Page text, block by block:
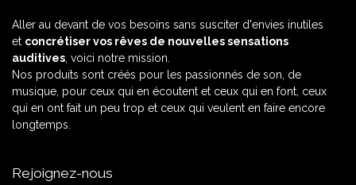
Aller au devant de vos besoins sans susciter d'envies inutiles
et concrétiser vos rêves de nouvelles sensations
auditives , voici notre mission.
Nos produits sont créés pour les passionnés de son, de
musique, pour ceux qui en écoutent et ceux qui en font, ceux
qui en ont fait un peu trop et ceux qui veulent en faire encore
longtemps.
Rejoignez-nous